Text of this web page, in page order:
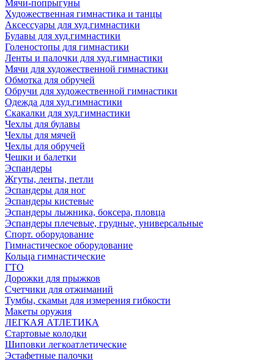
Мячи-попрыгуны
Художественная гимнастика и танцы
Аксессуары для худ.гимнастики
Булавы для худ.гимнастики
Голеностопы для гимнастики
Ленты и палочки для худ.гимнастики
Мячи для художественной гимнастики
Обмотка для обручей
Обручи для художественной гимнастики
Одежда для худ.гимнастики
Скакалки для худ.гимнастики
Чехлы для булавы
Чехлы для мячей
Чехлы для обручей
Чешки и балетки
Эспандеры
Жгуты, ленты, петли
Эспандеры для ног
Эспандеры кистевые
Эспандеры лыжника, боксера, пловца
Эспандеры плечевые, грудные, универсальные
Спорт. оборудование
Гимнастическое оборудование
Кольца гимнастические
ГТО
Дорожки для прыжков
Счетчики для отжиманий
Тумбы, скамьи для измерения гибкости
Макеты оружия
ЛЕГКАЯ АТЛЕТИКА
Стартовые колодки
Шиповки легкоатлетические
Эстафетные палочки